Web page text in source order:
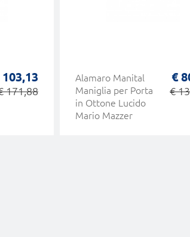
103,13
171,88
Alamaro Manital
Maniglia per Porta
in Ottone Lucido
Mario Mazzer
€
€